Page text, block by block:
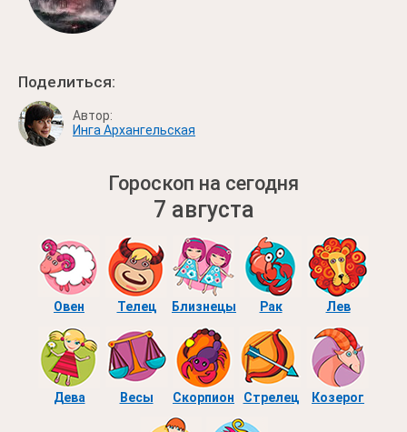
Поделиться:
Автор:
Инга Архангельская
Гороскоп на сегодня
7 августа
Овен Телец Близнецы Рак Лев
Дева Весы Скорпион Стрелец Козерог